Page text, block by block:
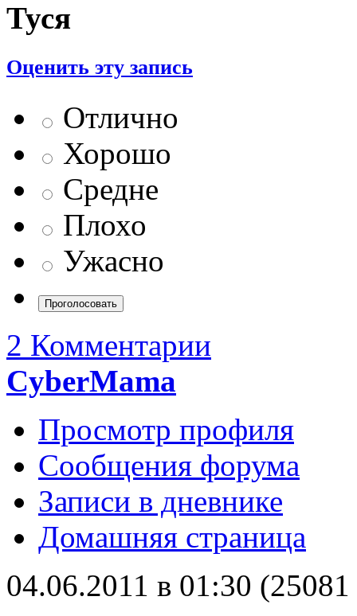
Туся
Оценить эту запись
Отлично
Хорошо
Средне
Плохо
Ужасно
2 Комментарии
CyberMama
Просмотр профиля
Сообщения форума
Записи в дневнике
Домашняя страница
04.06.2011 в 01:30